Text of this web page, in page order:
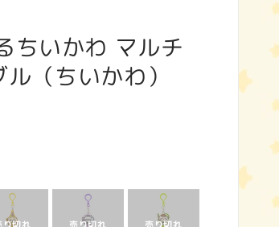
ちいかわ マルチ
（ちいかわ）